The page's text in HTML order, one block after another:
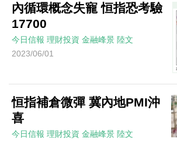
內循環概念失寵 恒指恐考驗
17700
今日信報 理財投資 金融峰景 陸文
2023/06/01
恒指補倉微彈 冀內地PMI沖
喜
今日信報 理財投資 金融峰景 陸文